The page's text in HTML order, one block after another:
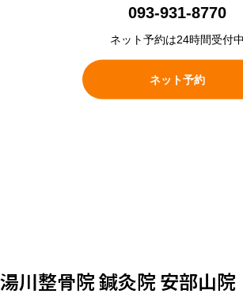
093-931-8770
ネット予約は24時間受付中
ネット予約
湯川整骨院 鍼灸院 安部山院